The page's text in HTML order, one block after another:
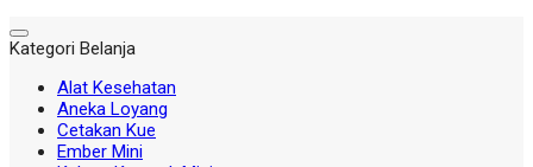
Kategori Belanja
Alat Kesehatan
Aneka Loyang
Cetakan Kue
Ember Mini